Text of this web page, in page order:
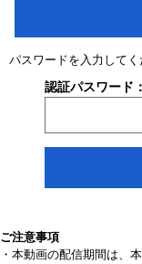
パスワードを入力してく
認証パスワード：
ご注意事項
・本動画の配信期間は、